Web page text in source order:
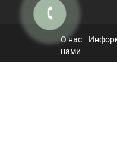
О нас
нами